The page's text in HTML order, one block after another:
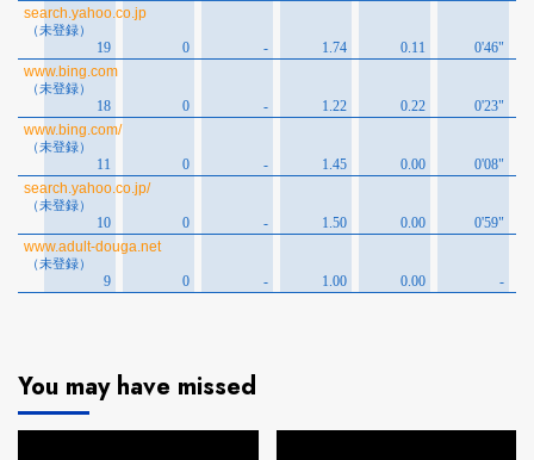
You may have missed